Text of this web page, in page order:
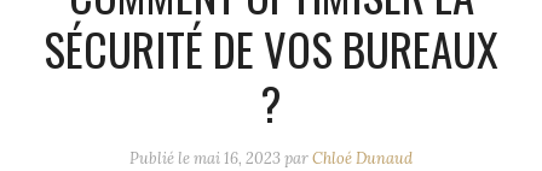
SÉCURITÉ DE VOS BUREAUX
?
Publié lemai 16, 2023parChloé Dunaud